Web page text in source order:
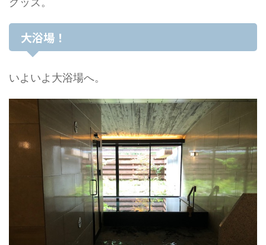
大浴場！
いよいよ大浴場へ。